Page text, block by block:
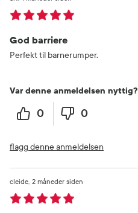
God barriere
Perfekt til barnerumper.
Var denne anmeldelsen nyttig?
0 0
flagg denne anmeldelsen
2 måneder siden
cleide